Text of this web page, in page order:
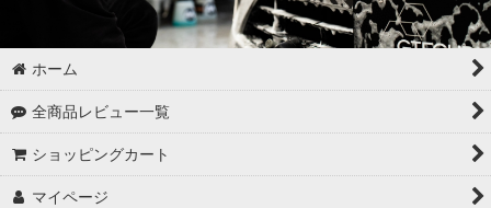
ボディコーティング（マットカラー）
アルミホイールコーティング（クリアーコートなし アルミ素地
）
アルミホイールコーティング（メッキ・スパッタリング）
ホーム
全商品レビュー一覧
ショッピングカート
マイページ